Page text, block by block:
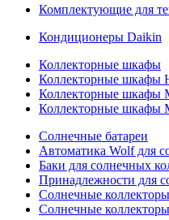
Комплектующие для
Кондиционеры Daikin
Коллекторные шкафы
Коллекторные шкафы
Коллекторные
Коллекторные шкафы
Солнечные батареи
Автоматика Wolf для
Баки для солнечных
Принадлежности для
Солнечные
Солнечные